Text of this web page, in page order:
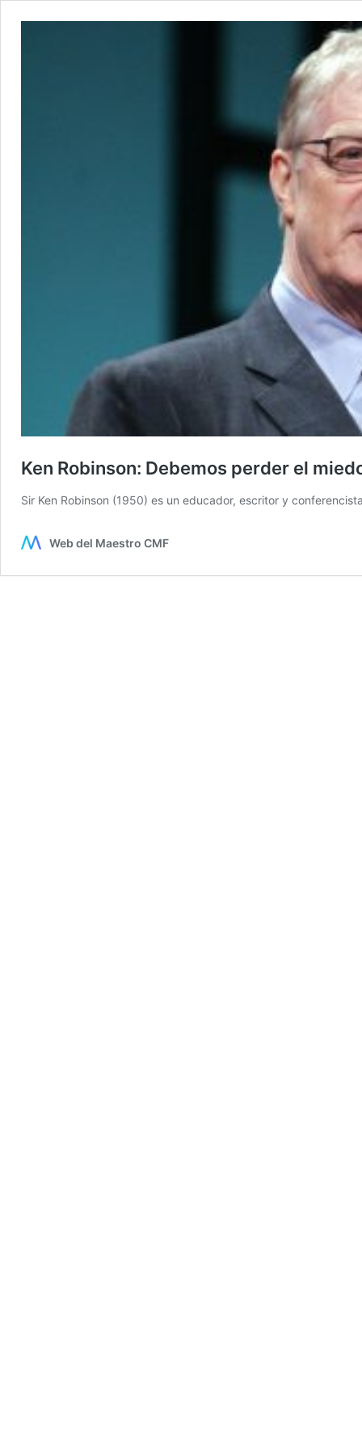
Ken Robinson: Debemos perder el
Sir Ken Robinson (1950) es un educador, escritor y
Web del Maestro CMF